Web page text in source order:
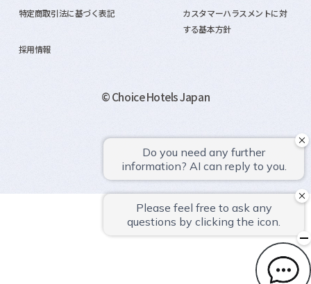
特定商取引法に基づく表記
カスタマーハラスメントに対
する基本方針
採用情報
© Choice Hotels Japan